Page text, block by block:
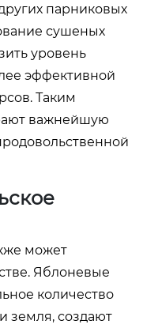
парниковых
сушеных
уровень
эффективной
Таким
важнейшую
может
Яблоневые
количество
земля, создают